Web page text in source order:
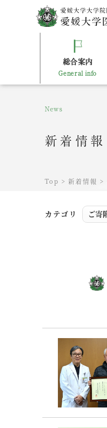
総合案内
General info
News
新着情報
Top > 新着情報 >
カテゴリ